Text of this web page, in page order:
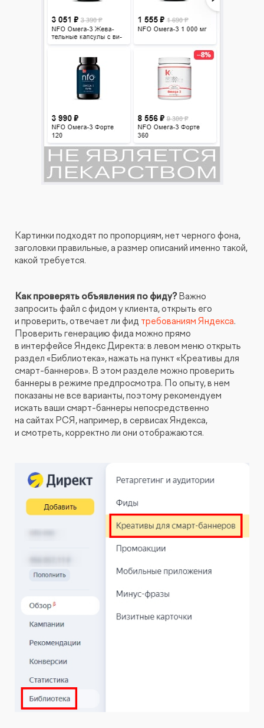
Картинки подходят по пропорциям, нет черного фона,
заголовки правильные, а размер описаний именно такой,
какой требуется.
Как проверять объявления по фиду?Важно
запросить файл с фидом у клиента, открыть его
и проверить, отвечает ли фид требованиям Яндекса.
Проверить генерацию фида можно прямо
в интерфейсе Яндекс Директа: в левом меню открыть
раздел «Библиотека», нажать на пункт «Креативы для
смарт-баннеров». В этом разделе можно проверить
баннеры в режиме предпросмотра. По опыту, в нем
показаны не все варианты, поэтому рекомендуем
искать ваши смарт-баннеры непосредственно
на сайтах РСЯ, например, в сервисах Яндекса,
и смотреть, корректно ли они отображаются.